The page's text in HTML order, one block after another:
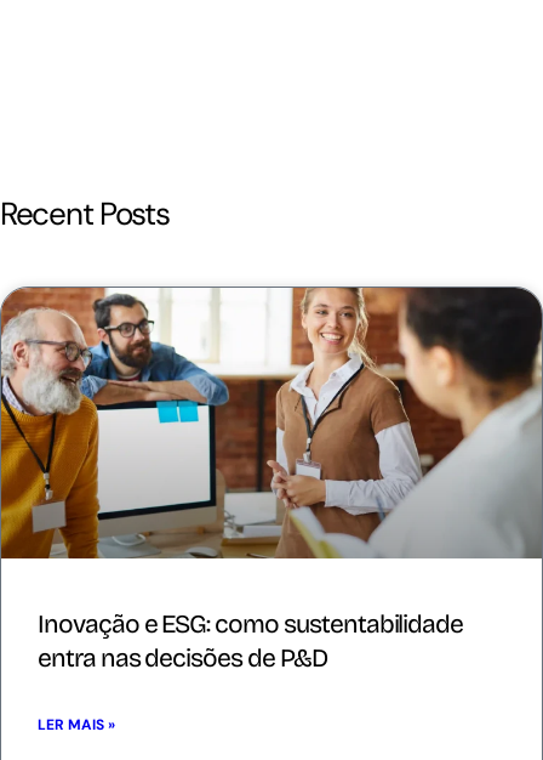
Recent Posts
Inovação e ESG: como sustentabilidade
entra nas decisões de P&D
LER MAIS »